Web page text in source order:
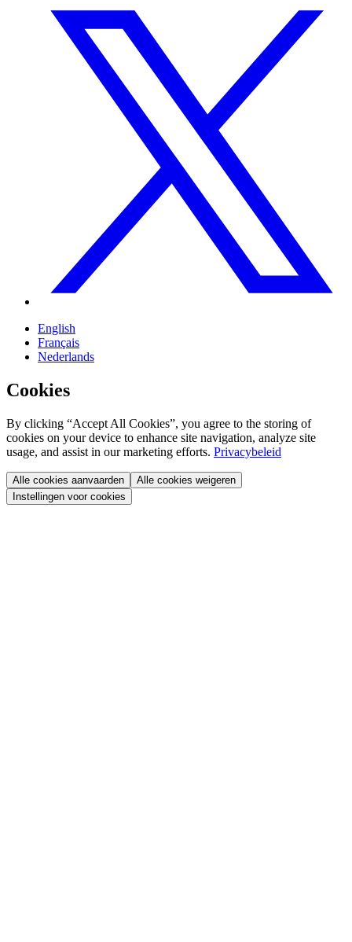
English
Français
Nederlands
Cookies
By clicking “Accept All Cookies”, you agree to the storing of
cookies on your device to enhance site navigation, analyze site
usage, and assist in our marketing efforts. Privacybeleid
Alle cookies aanvaarden
Alle cookies weigeren
Instellingen voor cookies